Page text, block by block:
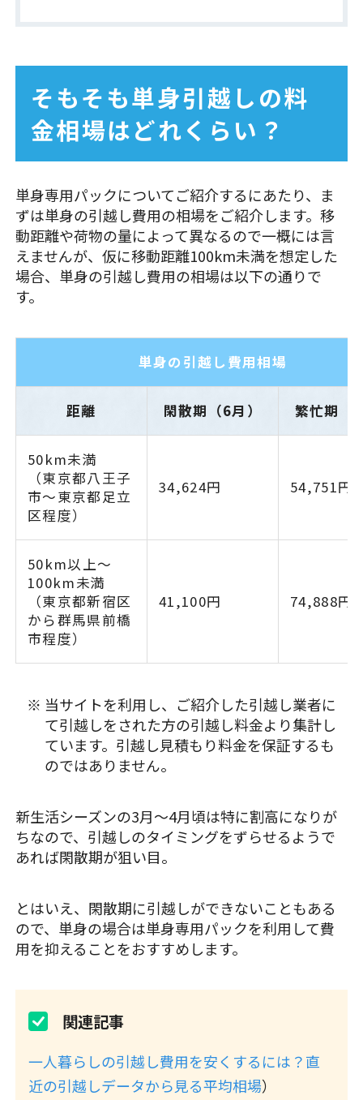
そもそも単身引越しの料
金相場はどれくらい？
単身専用パックについてご紹介するにあたり、ま
ずは単身の引越し費用の相場をご紹介します。移
動距離や荷物の量によって異なるので一概には言
えませんが、仮に移動距離100km未満を想定した
場合、単身の引越し費用の相場は以下の通りで
す。
単身の引越し費用相場
距離 閑散期（6月） 繁忙期（
50km未満
（東京都八王子
市～東京都足立
区程度）
34,624円 54,751円
50km以上～
100km未満
（東京都新宿区
から群馬県前橋
市程度）
41,100円 74,888円
当サイトを利用し、ご紹介した引越し業者に
て引越しをされた方の引越し料金より集計し
ています。引越し見積もり料金を保証するも
のではありません。
新生活シーズンの3月～4月頃は特に割高になりが
ちなので、引越しのタイミングをずらせるようで
あれば閑散期が狙い目。
とはいえ、閑散期に引越しができないこともある
ので、単身の場合は単身専用パックを利用して費
用を抑えることをおすすめします。
関連記事
一人暮らしの引越し費用を安くするには？直
近の引越しデータから見る平均相場）